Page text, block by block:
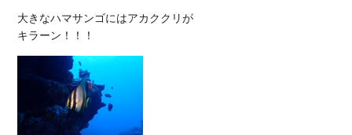
大きなハマサンゴにはアカククリが